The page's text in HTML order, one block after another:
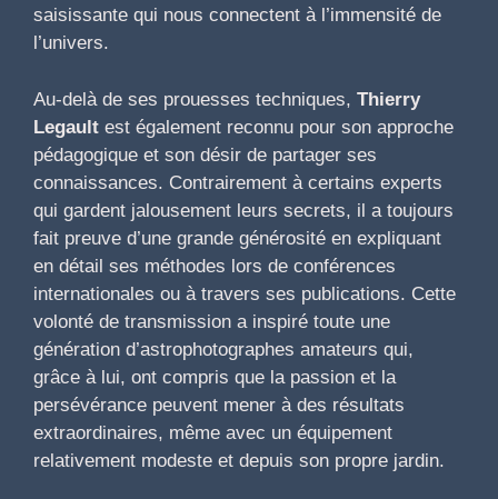
saisissante qui nous connectent à l’immensité de
l’univers.
Au-delà de ses prouesses techniques, Thierry
Legault est également reconnu pour son approche
pédagogique et son désir de partager ses
connaissances. Contrairement à certains experts
qui gardent jalousement leurs secrets, il a toujours
fait preuve d’une grande générosité en expliquant
en détail ses méthodes lors de conférences
internationales ou à travers ses publications. Cette
volonté de transmission a inspiré toute une
génération d’astrophotographes amateurs qui,
grâce à lui, ont compris que la passion et la
persévérance peuvent mener à des résultats
extraordinaires, même avec un équipement
relativement modeste et depuis son propre jardin.